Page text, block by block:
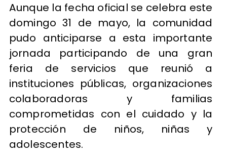
Aunque la fecha oficial se celebra este
domingo 31 de mayo, la comunidad
pudo anticiparse a esta importante
jornada participando de una gran
feria de servicios que reunió a
instituciones públicas, organizaciones
colaboradoras y familias
comprometidas con el cuidado y la
protección de niños, niñas y
adolescentes.